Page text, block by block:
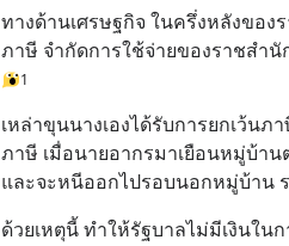
ทางด้านเศรษฐกิจ ในครึ่งหลังขอ
ภาษี จำกัดการใช้จ่ายของราชสำ
1
เหล่าขุนนางเองได้รับการยกเว้น
ภาษี เมื่อนายอากรมาเยือนหมู่บ้า
และจะหนีออกไปรอบนอกหมู่บ้าน
ด้วยเหตุนี้ ทำให้รัฐบาลไม่มีเงินใน